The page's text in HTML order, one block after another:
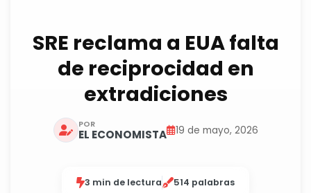
SRE reclama a EUA falta
de reciprocidad en
extradiciones
POR
EL ECONOMISTA 19 de mayo, 2026
3 min de lectura 514 palabras